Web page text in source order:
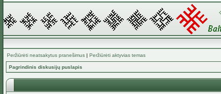
Peržiūrėti neatsakytus pranešimus | Peržiūrėti aktyvias temas
Pagrindinis diskusijų puslapis